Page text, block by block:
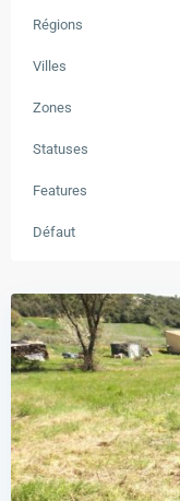
Régions
Villes
Zones
Statuses
Features
Défaut